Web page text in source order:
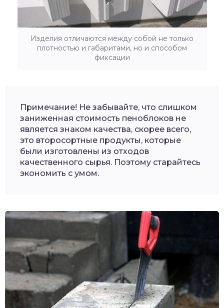
Изделия отличаются между собой не только
плотностью и габаритами, но и способом
фиксации
Примечание! Не забывайте, что слишком
заниженная стоимость пеноблоков не
является знаком качества, скорее всего,
это второсортные продукты, которые
были изготовлены из отходов
качественного сырья. Поэтому старайтесь
экономить с умом.